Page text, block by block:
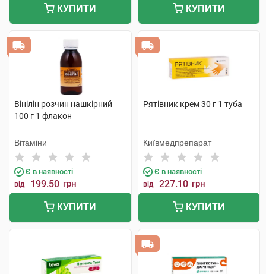
КУПИТИ КУПИТИ
Вінілін розчин нашкірний
100 г 1 флакон
Вітаміни
Є в наявності
від 199.50 грн
КУПИТИ
Рятівник крем 30 г 1 туба
Київмедпрепарат
Є в наявності
від 227.10 грн
КУПИТИ